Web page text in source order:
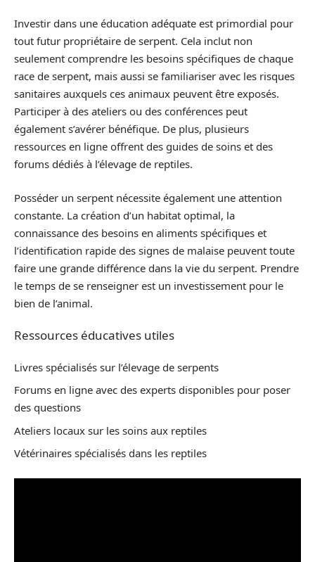
Investir dans une éducation adéquate est primordial pour
tout futur propriétaire de serpent. Cela inclut non
seulement comprendre les besoins spécifiques de chaque
race de serpent, mais aussi se familiariser avec les risques
sanitaires auxquels ces animaux peuvent être exposés.
Participer à des ateliers ou des conférences peut
également s’avérer bénéfique. De plus, plusieurs
ressources en ligne offrent des guides de soins et des
forums dédiés à l’élevage de reptiles.
Posséder un serpent nécessite également une attention
constante. La création d’un habitat optimal, la
connaissance des besoins en aliments spécifiques et
l’identification rapide des signes de malaise peuvent toute
faire une grande différence dans la vie du serpent. Prendre
le temps de se renseigner est un investissement pour le
bien de l’animal.
Ressources éducatives utiles
Livres spécialisés sur l’élevage de serpents
Forums en ligne avec des experts disponibles pour poser
des questions
Ateliers locaux sur les soins aux reptiles
Vétérinaires spécialisés dans les reptiles